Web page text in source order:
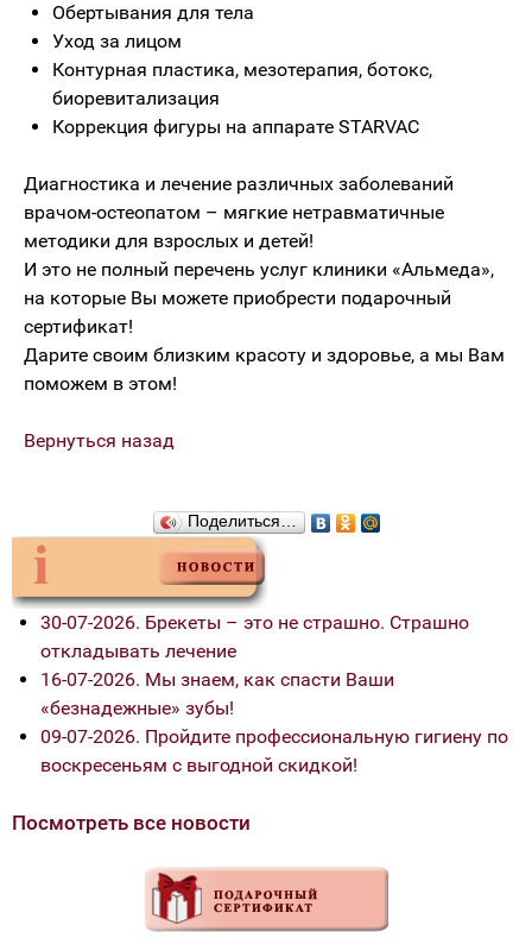
Обертывания для тела
Уход за лицом
Контурная пластика, мезотерапия, ботокс,
биоревитализация
Коррекция фигуры на аппарате STARVAC
Диагностика и лечение различных заболеваний
врачом-остеопатом – мягкие нетравматичные
методики для взрослых и детей!
И это не полный перечень услуг клиники «Альмеда»,
на которые Вы можете приобрести подарочный
сертификат!
Дарите своим близким красоту и здоровье, а мы Вам
поможем в этом!
Вернуться назад
Поделиться…
30-07-2026. Брекеты – это не страшно. Страшно
откладывать лечение
16-07-2026. Мы знаем, как спасти Ваши
«безнадежные» зубы!
09-07-2026. Пройдите профессиональную гигиену по
воскресеньям с выгодной скидкой!
Посмотреть все новости